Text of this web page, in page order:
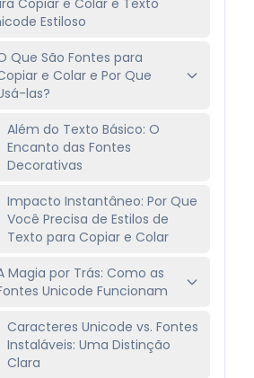
Copiar e Colar e Texto
Estiloso
Que São Fontes para
e Colar e Por Que
las?
Além do Texto Básico: O
Encanto das Fontes
Decorativas
Impacto Instantâneo: Por Que
Você Precisa de Estilos de
Texto para Copiar e Colar
Magia por Trás: Como as
Unicode Funcionam
Caracteres Unicode vs. Fontes
Instaláveis: Uma Distinção
Clara